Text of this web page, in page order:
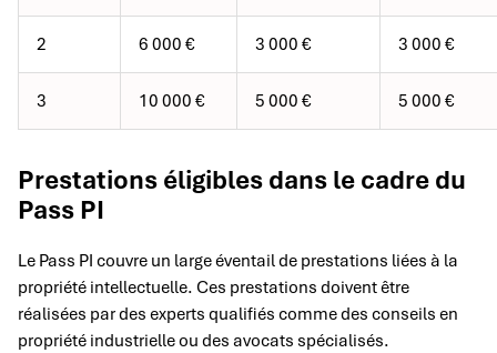
2 6 000 € 3 000 € 3 000 €
3 10 000 € 5 000 € 5 000 €
Prestations éligibles dans le cadre du
Pass PI
Le Pass PI couvre un large éventail de prestations liées à la
propriété intellectuelle. Ces prestations doivent être
réalisées par des experts qualifiés comme des conseils en
propriété industrielle ou des avocats spécialisés.